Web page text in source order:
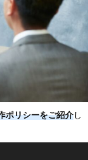
ポリシーをご紹介し